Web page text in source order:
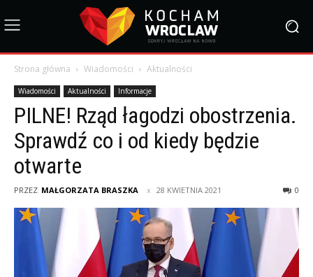
Strona główna Wiadomości Aktualności
Wiadomości Aktualności Informacje
PILNE! Rząd łagodzi obostrzenia.
Sprawdź co i od kiedy będzie
otwarte
PRZEZ MAŁGORZATA BRASZKA 28 KWIETNIA 2021 0